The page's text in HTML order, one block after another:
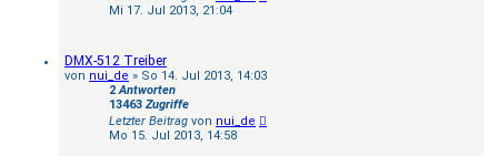
Mi 17. Jul 2013, 21:04
DMX-512 Treiber
von nui_de » So 14. Jul 2013, 14:03
2Antworten
13463 Zugriffe
Letzter Beitrag von nui_de
Mo 15. Jul 2013, 14:58